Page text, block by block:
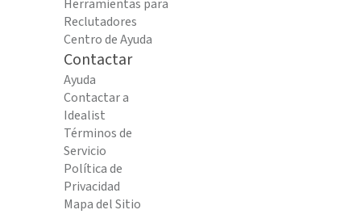
Herramientas para
Reclutadores
Centro de Ayuda
Contactar
Ayuda
Contactar a
Idealist
Términos de
Servicio
Política de
Privacidad
Mapa del Sitio